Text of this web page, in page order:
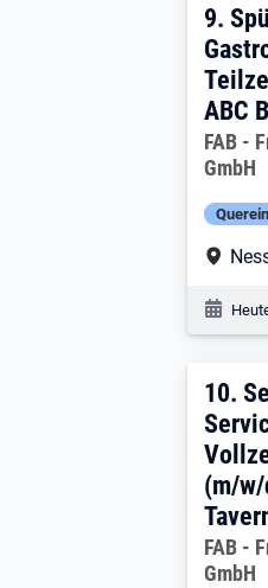
9.
9.
ABC
FAB -
GmbH
10.
10.
(m/w/
FAB -
GmbH